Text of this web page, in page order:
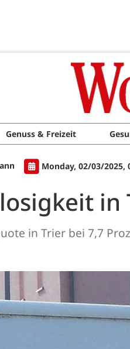
Genuss & Freizeit
Monday, 02/03/2025,
in
in Trier bei 7,7